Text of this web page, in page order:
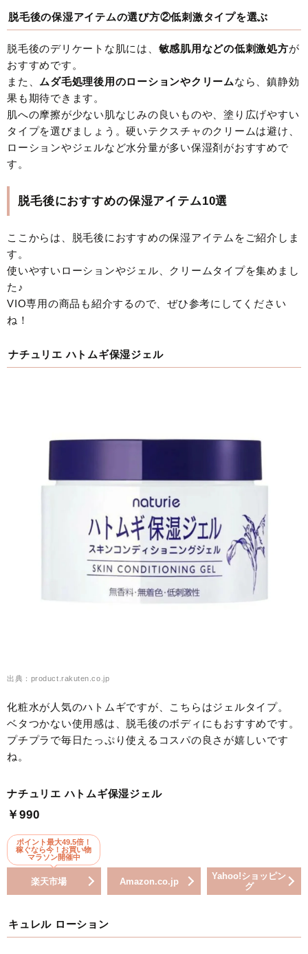
介します。
脱毛後の保湿アイテムの選び方②低刺激タイプを選ぶ
脱毛後のデリケートな肌には、 敏感肌用などの低刺激処方が
おすすめです。
また、ムダ毛処理後用のローションやクリームなら、鎮静効
果も期待できます。
肌への摩擦が少ない肌なじみの良いものや、塗り広げやすい
タイプを選びましょう。硬いテクスチャのクリームは避け、
ローションやジェルなど水分量が多い保湿剤がおすすめで
す。
脱毛後におすすめの保湿アイテム10選
ここからは、脱毛後におすすめの保湿アイテムをご紹介しま
す。
使いやすいローションやジェル、クリームタイプを集めまし
た♪
VIO専用の商品も紹介するので、ぜひ参考にしてください
ね！
ナチュリエ ハトムギ保湿ジェル
出典：product.rakuten.co.jp
化粧水が人気のハトムギですが、こちらはジェルタイプ。
ベタつかない使用感は、脱毛後のボディにもおすすめです。
プチプラで毎日たっぷり使えるコスパの良さが嬉しいです
ね。
ナチュリエ ハトムギ保湿ジェル
￥990
ポイント最大49.5倍！
稼ぐなら今！お買い物
マラソン開催中
楽天市場 Amazon.co.jp
Yahoo!ショッピン
グ
キュレル ローション